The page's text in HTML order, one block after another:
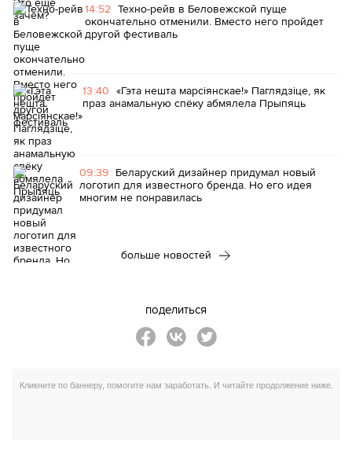
14:52 Техно-рейв в Беловежской пуще
окончательно отменили. Вместо него пройдет
другой фестиваль
13:40 «Гэта нешта марсіянскае!» Паглядзіце, як
праз анамальную спёку абмялела Прыпяць
09:39 Беларуский дизайнер придумал новый
логотип для известного бренда. Но его идея
многим не понравилась
больше новостей
поделиться